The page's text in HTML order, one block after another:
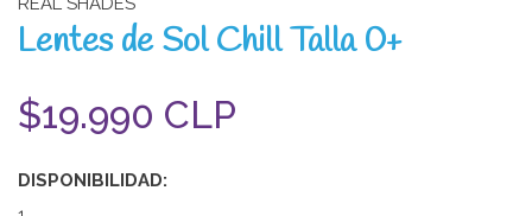
Lentes de Sol Chill Talla 0+
$19.990 CLP
DISPONIBILIDAD: